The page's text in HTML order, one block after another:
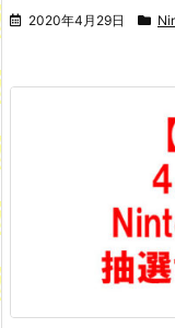
2020年4月29日